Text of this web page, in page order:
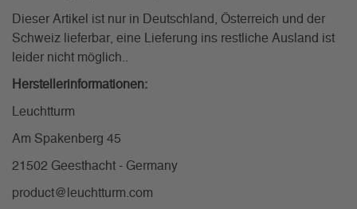
Dieser Artikel ist nur in Deutschland, Österreich und der
Schweiz lieferbar, eine Lieferung ins restliche Ausland ist
leider nicht möglich..
Herstellerinformationen:
Leuchtturm
Am Spakenberg 45
21502 Geesthacht - Germany
product@leuchtturm.com